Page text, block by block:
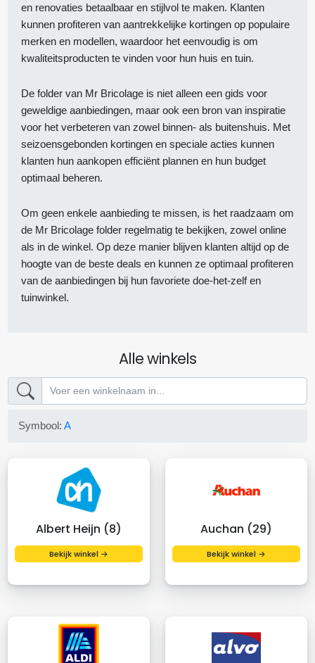
en renovaties betaalbaar en stijlvol te maken. Klanten
kunnen profiteren van aantrekkelijke kortingen op populaire
merken en modellen, waardoor het eenvoudig is om
kwaliteitsproducten te vinden voor hun huis en tuin.
De folder van Mr Bricolage is niet alleen een gids voor
geweldige aanbiedingen, maar ook een bron van inspiratie
voor het verbeteren van zowel binnen- als buitenshuis. Met
seizoensgebonden kortingen en speciale acties kunnen
klanten hun aankopen efficiënt plannen en hun budget
optimaal beheren.
Om geen enkele aanbieding te missen, is het raadzaam om
de Mr Bricolage folder regelmatig te bekijken, zowel online
als in de winkel. Op deze manier blijven klanten altijd op de
hoogte van de beste deals en kunnen ze optimaal profiteren
van de aanbiedingen bij hun favoriete doe-het-zelf en
tuinwinkel.
Alle winkels
Symbool:A
Albert Heijn (8)
Bekijk winkel →
Auchan (29)
Bekijk winkel →